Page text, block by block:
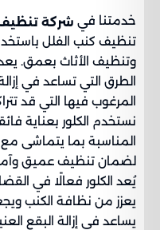
خدمتنا في شركة
تنظيف كنب الفلل
وتنظيف الأثاث بعمق.
الطرق التي تساعد في
المرغوب فيها التي قد
نستخدم الكلور بعناية
المناسبة بما يتماشى
لضمان تنظيف عميق
يُعد الكلور فعالًا في
يعزز من نظافة الكنب
يساعد في إزالة البقع